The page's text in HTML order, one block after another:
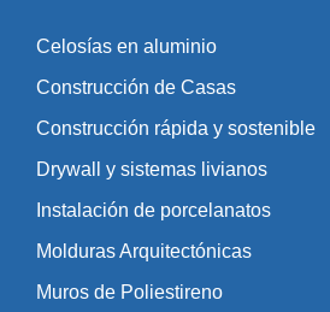
Celosías en aluminio
Construcción de Casas
Construcción rápida y sostenible
Drywall y sistemas livianos
Instalación de porcelanatos
Molduras Arquitectónicas
Muros de Poliestireno